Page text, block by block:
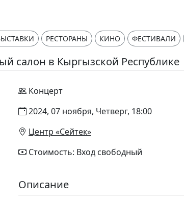
РЕСТОРАНЫ КИНО ФЕСТИВАЛИ
салон в Кыргызской Республике
Концерт
2024, 07 ноября, Четверг, 18:00
Центр «Сейтек»
Стоимость: Вход свободный
Описание